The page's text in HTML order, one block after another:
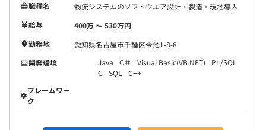
職種名
物流システムのソフトウエア設計・製造・現地導入
給与
400万 〜 530万円
勤務地
愛知県名古屋市千種区今池1-8-8
開発環境
Java C＃ Visual Basic(VB.NET)
PL/SQL
C
SQL
C++
フレームワー
ク